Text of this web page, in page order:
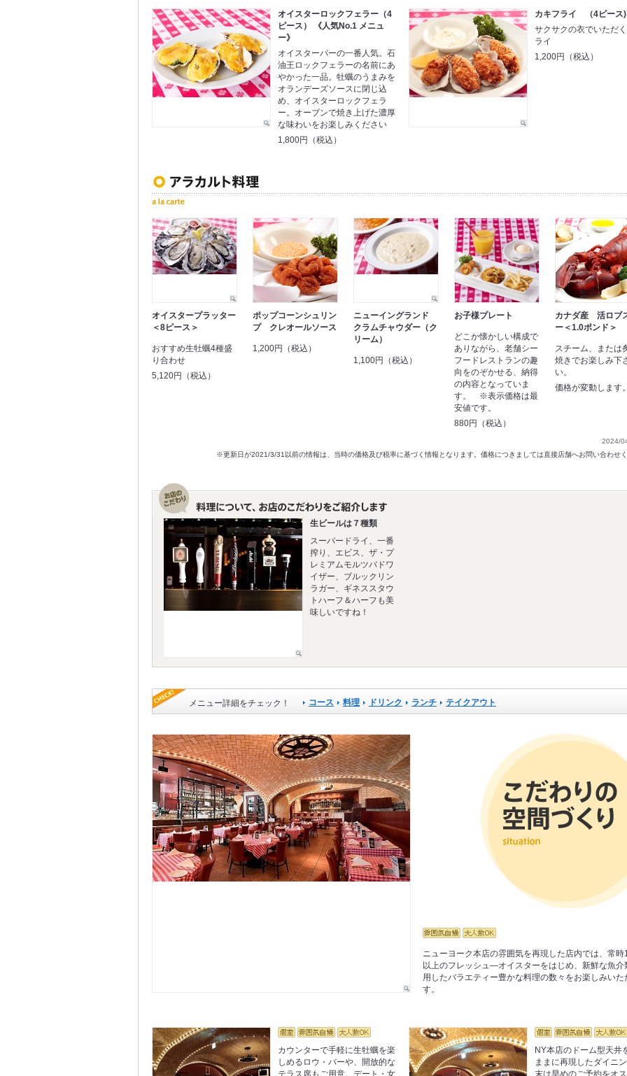
オイスターロックフェラー（4
ピース） 《人気No.1 メニュ
ー》
オイスターバーの一番人気。石
油王ロックフェラーの名前にあ
やかった一品。牡蠣のうまみを
オランデーズソースに閉じ込
め、オイスターロックフェラ
ー。オーブンで焼き上げた濃厚
な味わいをお楽しみください
1,800円（税込）
カキフライ （4ピース)
サクサクの衣でいただ
ライ
1,200円（税込）
オイスタープラッター
＜8ピース＞
おすすめ生牡蠣4種盛
り合わせ
5,120円（税込）
ポップコーンシュリン
プ クレオールソース
1,200円（税込）
ニューイングランド
クラムチャウダー（ク
リーム）
1,100円（税込）
お子様プレート
どこか懐かしい構成で
ありながら、老舗シー
フードレストランの趣
向をのぞかせる、納得
の内容となっていま
す。 ※表示価格は最
安値です。
880円（税込）
カナダ産 活ロブ
ー＜1.0ポンド＞
スチーム、または
焼きでお楽しみ下
い。
価格が変動します
2024/
※更新日が2021/3/31以前の情報は、当時の価格及び税率に基づく情報となります。価格につきましては直接店舗へお問い合わせ
生ビールは７種類
スーパードライ、一番
搾り、エビス、ザ・プ
レミアムモルツバドワ
イザー、ブルックリン
ラガー、ギネススタウ
トハーフ＆ハーフも美
味しいですね！
メニュー詳細をチェック！ コース 料理 ドリンク ランチ テイクアウト
ニューヨーク本店の雰囲気を再現した店内では、常時
以上のフレッシュ―オイスターをはじめ、新鮮な魚介
用したバラエティー豊かな料理の数々をお楽しみいた
す。
カウンターで手軽に生牡蠣を楽
しめるロウ・バーや、開放的な
NY本店のドーム型天井
ままに再現したダイニ